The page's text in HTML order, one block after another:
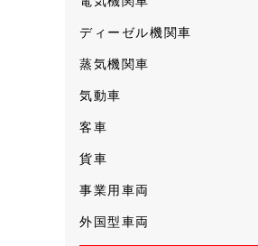
ディーゼル機関車
蒸気機関車
気動車
客車
貨車
事業用車両
外国型車両